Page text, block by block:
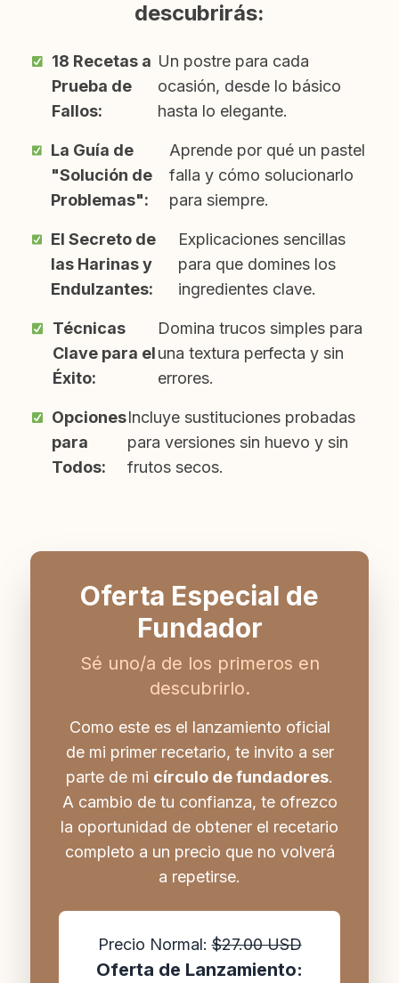
descubrirás:
18 Recetas a
Prueba de
Fallos:
Un postre para cada
ocasión, desde lo básico
hasta lo elegante.
La Guía de
"Solución de
Problemas":
Aprende por qué un pastel
falla y cómo solucionarlo
para siempre.
El Secreto de
las Harinas y
Endulzantes:
Explicaciones sencillas
para que domines los
ingredientes clave.
Técnicas
Clave para el
Éxito:
Domina trucos simples para
una textura perfecta y sin
errores.
Opciones
para
Todos:
Incluye sustituciones probadas
para versiones sin huevo y sin
frutos secos.
Oferta Especial de
Fundador
Sé uno/a de los primeros en
descubrirlo.
Como este es el lanzamiento oficial
de mi primer recetario, te invito a ser
parte de mi círculo de fundadores.
A cambio de tu confianza, te ofrezco
la oportunidad de obtener el recetario
completo a un precio que no volverá
a repetirse.
Precio Normal:$27.00 USD
Oferta de Lanzamiento: